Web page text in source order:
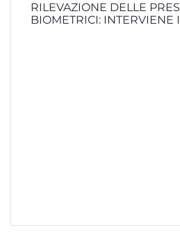
RILEVAZIONE DELLE
BIOMETRICI: INTERVIENE